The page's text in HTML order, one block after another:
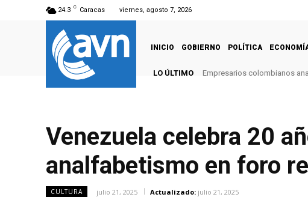
24.3 C Caracas viernes, agosto 7, 2026
INICIO GOBIERNO POLÍTICA
LO ÚLTIMO Empresarios colombianos
Venezuela celebra 20
analfabetismo en foro
CULTURA julio 21, 2025 Actualizado: julio 21, 2025